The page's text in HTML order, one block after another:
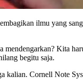
ilmu yang
Kita
begitu saja.
Cornell Note